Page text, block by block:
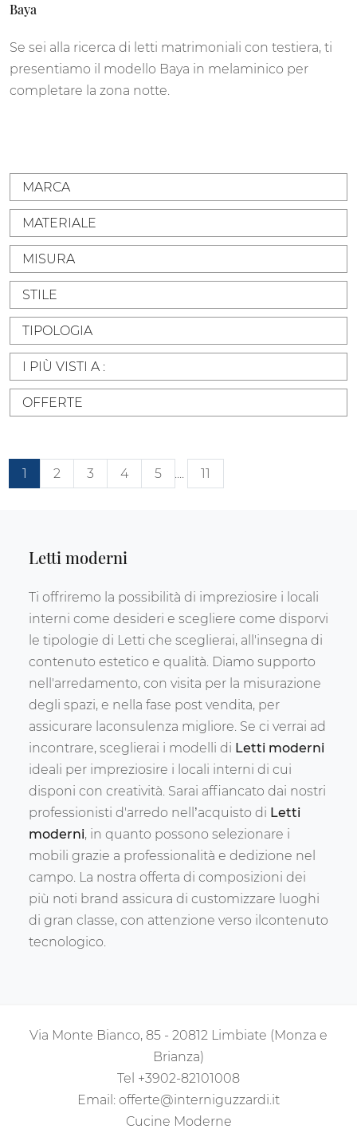
Baya
Se sei alla ricerca di letti matrimoniali con testiera, ti
presentiamo il modello Baya in melaminico per
completare la zona notte.
MARCA
MATERIALE
MISURA
STILE
TIPOLOGIA
I PIÙ VISTI A :
OFFERTE
1 2 3 4 5 .... 11
Letti moderni
Ti offriremo la possibilità di impreziosire i locali
interni come desideri e scegliere come disporvi
le tipologie di Letti che sceglierai, all'insegna di
contenuto estetico e qualità. Diamo supporto
nell'arredamento, con visita per la misurazione
degli spazi, e nella fase post vendita, per
assicurare laconsulenza migliore. Se ci verrai ad
incontrare, sceglierai i modelli di Letti moderni
ideali per impreziosire i locali interni di cui
disponi con creatività. Sarai affiancato dai nostri
professionisti d'arredo nell’acquisto di Letti
moderni, in quanto possono selezionare i
mobili grazie a professionalità e dedizione nel
campo. La nostra offerta di composizioni dei
più noti brand assicura di customizzare luoghi
di gran classe, con attenzione verso ilcontenuto
tecnologico.
Via Monte Bianco, 85 - 20812 Limbiate (Monza e
Brianza)
Tel +3902-82101008
Email: offerte@interniguzzardi.it
Cucine Moderne